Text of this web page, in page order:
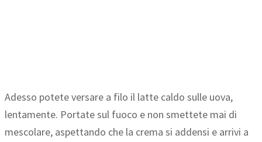
Adesso potete versare a filo il latte caldo sulle uova,
lentamente. Portate sul fuoco e non smettete mai di
mescolare, aspettando che la crema si addensi e arrivi a